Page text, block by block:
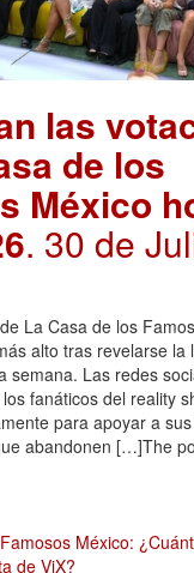
las
de los
México
. 30 de
La Casa de los
alto tras revelarse la
semana. Las redes
fanáticos del reality
para apoyar a
abandonen […]The